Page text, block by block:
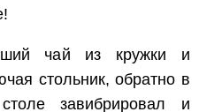
чай из кружки и
стольник, обратно в
завибрировал и